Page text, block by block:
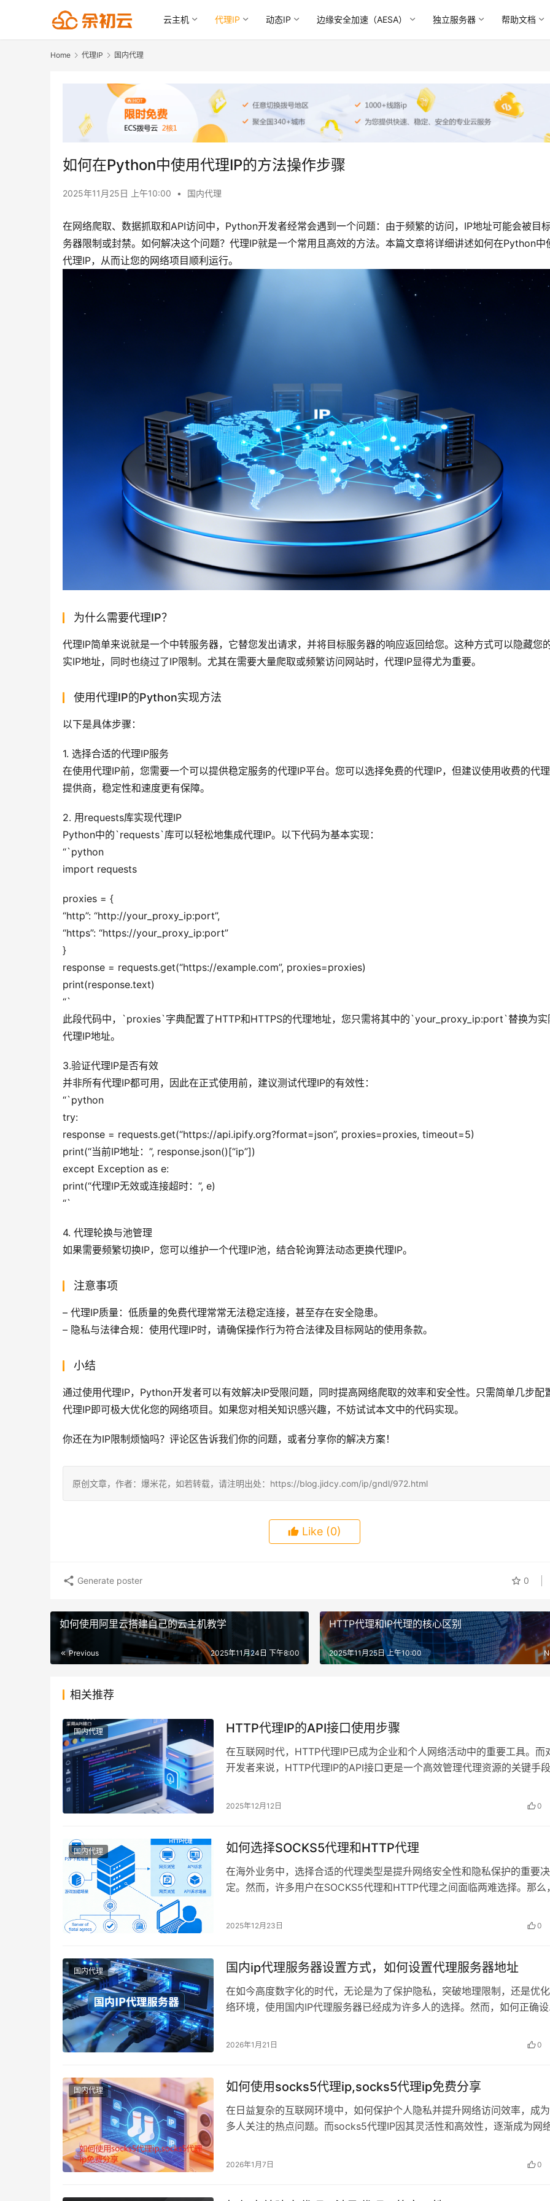
云主机 代理IP 动态IP 边缘安全加速（AESA） 独立服务器 帮助文档
Home 代理IP 国内代理
如何在Python中使用代理IP的方法操作步骤
2025年11月25日 上午10:00 • 国内代理
在网络爬取、数据抓取和API访问中，Python开发者经常会遇到一个问题：由于频繁的访问，IP地址可能会被目
务器限制或封禁。如何解决这个问题？代理IP就是一个常用且高效的方法。本篇文章将详细讲述如何在Python中
代理IP，从而让您的网络项目顺利运行。
为什么需要代理IP？
代理IP简单来说就是一个中转服务器，它替您发出请求，并将目标服务器的响应返回给您。这种方式可以隐藏您
实IP地址，同时也绕过了IP限制。尤其在需要大量爬取或频繁访问网站时，代理IP显得尤为重要。
使用代理IP的Python实现方法
以下是具体步骤：
1. 选择合适的代理IP服务
在使用代理IP前，您需要一个可以提供稳定服务的代理IP平台。您可以选择免费的代理IP，但建议使用收费的代
提供商，稳定性和速度更有保障。
2. 用requests库实现代理IP
Python中的`requests`库可以轻松地集成代理IP。以下代码为基本实现：
“`python
import requests
proxies = {
“http”: “http://your_proxy_ip:port”,
“https”: “https://your_proxy_ip:port”
}
response = requests.get(“https://example.com”, proxies=proxies)
print(response.text)
“`
此段代码中，`proxies`字典配置了HTTP和HTTPS的代理地址，您只需将其中的`your_proxy_ip:port`替换为实
代理IP地址。
3.验证代理IP是否有效
并非所有代理IP都可用，因此在正式使用前，建议测试代理IP的有效性：
“`python
try:
response = requests.get(“https://api.ipify.org?format=json”, proxies=proxies, timeout=5)
print(“当前IP地址：”, response.json()[“ip”])
except Exception as e:
print(“代理IP无效或连接超时：”, e)
“`
4. 代理轮换与池管理
如果需要频繁切换IP，您可以维护一个代理IP池，结合轮询算法动态更换代理IP。
注意事项
– 代理IP质量：低质量的免费代理常常无法稳定连接，甚至存在安全隐患。
– 隐私与法律合规：使用代理IP时，请确保操作行为符合法律及目标网站的使用条款。
小结
通过使用代理IP，Python开发者可以有效解决IP受限问题，同时提高网络爬取的效率和安全性。只需简单几步配
代理IP即可极大优化您的网络项目。如果您对相关知识感兴趣，不妨试试本文中的代码实现。
你还在为IP限制烦恼吗？评论区告诉我们你的问题，或者分享你的解决方案！
原创文章，作者：爆米花，如若转载，请注明出处：https://blog.jidcy.com/ip/gndl/972.html
Like (0)
0
Generate poster
如何使用阿里云搭建自己的云主机教学
Previous 2025年11月24日 下午8:00
HTTP代理和IP代理的核心区别
2025年11月25日 上午10:00
相关推荐
国内代理 HTTP代理IP的API接口使用步骤
在互联网时代，HTTP代理IP已成为企业和个人网络活动中的重要工具。而
开发者来说，HTTP代理IP的API接口更是一个高效管理代理资源的关键手
2025年12月12日 0
国内代理 如何选择SOCKS5代理和HTTP代理
在海外业务中，选择合适的代理类型是提升网络安全性和隐私保护的重要决
定。然而，许多用户在SOCKS5代理和HTTP代理之间面临两难选择。那么
2025年12月23日 0
国内代理 国内ip代理服务器设置方式，如何设置代理服务器地址
在如今高度数字化的时代，无论是为了保护隐私，突破地理限制，还是优
络环境，使用国内IP代理服务器已经成为许多人的选择。然而，如何正确
2026年1月21日 0
国内代理 如何使用socks5代理ip,socks5代理ip免费分享
在日益复杂的互联网环境中，如何保护个人隐私并提升网络访问效率，成
多人关注的热点问题。而socks5代理IP因其灵活性和高效性，逐渐成为网
2026年1月7日 0